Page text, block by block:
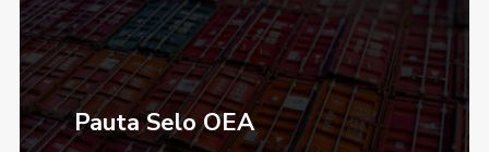
Pauta Selo OEA